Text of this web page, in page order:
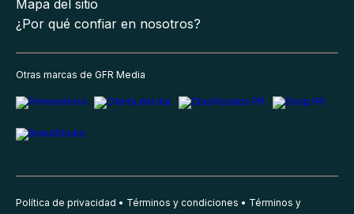
Mapa del sitio
¿Por qué confiar en nosotros?
Otras marcas de GFR Media
Política de privacidad Términos y condiciones
Términos y